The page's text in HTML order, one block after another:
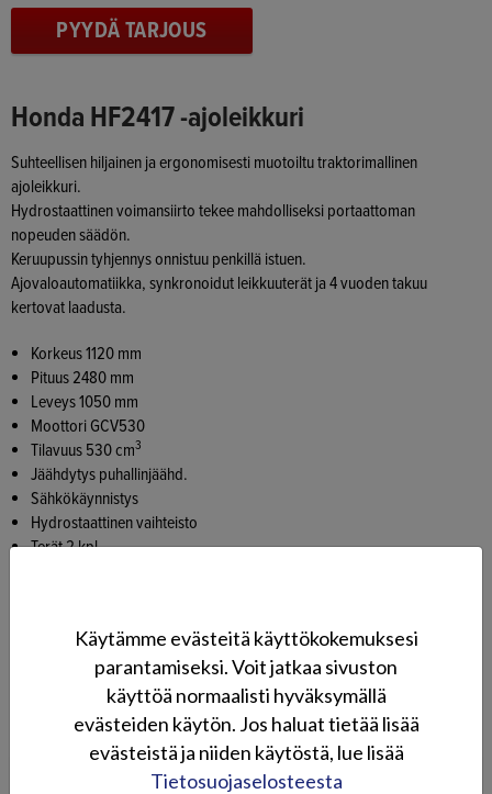
PYYDÄ TARJOUS
Honda HF2417 -ajoleikkuri
Suhteellisen hiljainen ja ergonomisesti muotoiltu traktorimallinen
ajoleikkuri.
Hydrostaattinen voimansiirto tekee mahdolliseksi portaattoman
nopeuden säädön.
Keruupussin tyhjennys onnistuu penkillä istuen.
Ajovaloautomatiikka, synkronoidut leikkuuterät ja 4 vuoden takuu
kertovat laadusta.
Korkeus 1120 mm
Pituus 2480 mm
Leveys 1050 mm
Moottori GCV530
Tilavuus 530 cm3
Jäähdytys puhallinjäähd.
Sähkökäynnistys
Hydrostaattinen vaihteisto
Terät 2 kpl
Leikkuukorkeudet 7-asentoa, 30-90 mm
Rengaskoko edessä 15x5,00 -6, takana 18x8,50 -8
Paino 228 kg
Keruulaite 300 litraa
Tekniset tiedot
Käytämme evästeitä käyttökokemuksesi
parantamiseksi. Voit jatkaa sivuston
käyttöä normaalisti hyväksymällä
evästeiden käytön. Jos haluat tietää lisää
evästeistä ja niiden käytöstä, lue lisää
Tietosuojaselosteesta